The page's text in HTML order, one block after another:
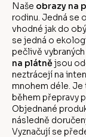
Naše obrazy na
rodinu. Jedná se
vhodné jak do
se jedná o
pečlivě
na plátně jsou
neztrácejí na
mnohem déle. Je
během přepravy
Objednané
následně
Vyznačují se